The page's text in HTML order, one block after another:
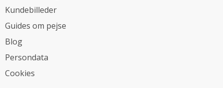
Kundebilleder
Guides om pejse
Blog
Persondata
Cookies